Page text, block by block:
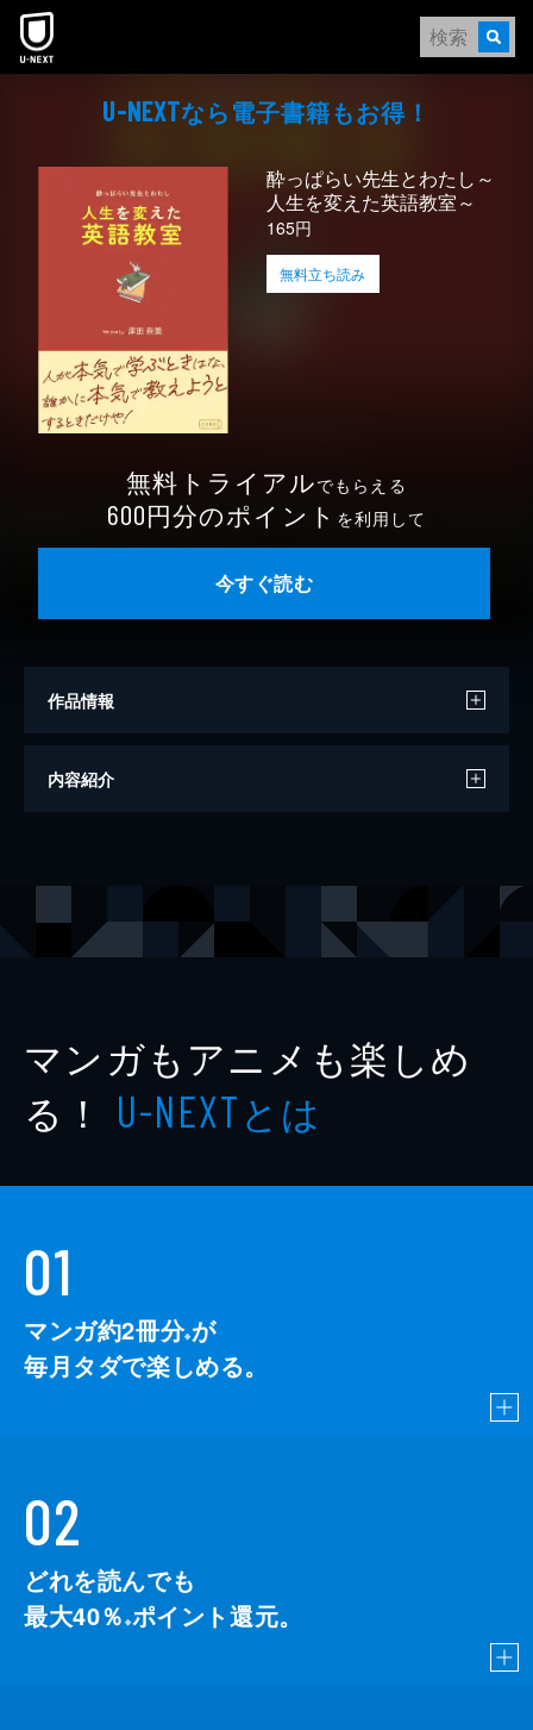
本文へスキップ
U-NEXTなら電⼦書籍もお得！
酔っぱらい先生とわたし～
人生を変えた英語教室～
165円
無料立ち読み
無料トライアルでもらえる
600円分のポイント を利用して
今すぐ読む
作品情報
著者
内容紹介
マンガもアニメも楽しめ
る！ U-NEXTとは
01
マンガ約2冊分※が
毎月タダで楽しめる。
02
どれを読んでも
最大40％ ※ポイント還元。